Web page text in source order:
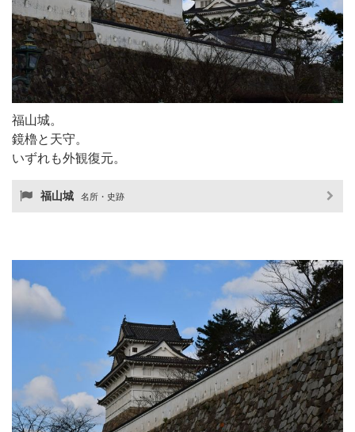
福山城。
鏡櫓と天守。
いずれも外観復元。
福山城 名所・史跡